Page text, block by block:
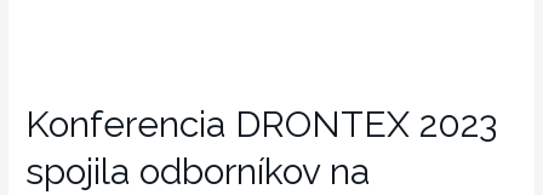
Konferencia DRONTEX 2023
spojila odborníkov na